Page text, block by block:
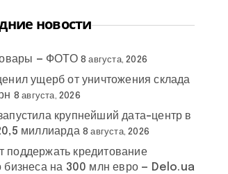
новости
— ФОТО 8 августа, 2026
ущерб от уничтожения склада
8 августа, 2026
крупнейший дата-центр в
миллиарда 8 августа, 2026
кредитование
бизнеса на 300 млн евро — Delo.ua